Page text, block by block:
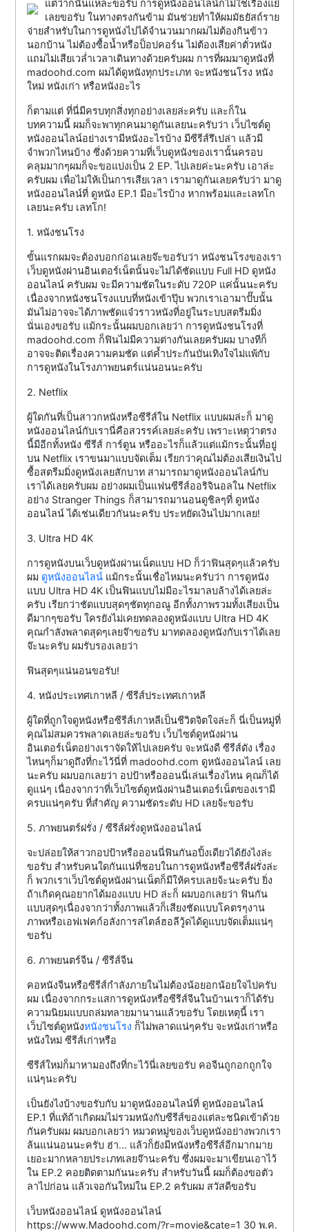
แต่ว่าก็นั่นแหละขอรับ การดูหนังออนไลน์ก็ไม่ใช่เรื่องแย่
เลยขอรับ ในทางตรงกันข้าม มันช่วยทำให้ผมมัธยัสถ์ราย
จ่ายสำหรับในการดูหนังไปได้จำนวนมากผมไม่ต้องกินข้าว
นอกบ้าน ไม่ต้องซื้อน้ำหรือป็อปคอร์น ไม่ต้องเสียค่าตั๋วหนัง
แถมไม่เสียเวล่ำเวลาเดินทางด้วยครับผม การที่ผมมาดูหนังที่
madoohd.com ผมได้ดูหนังทุกประเภท จะหนังชนโรง หนัง
ใหม่ หนังเก่า หรือหนังอะไร
ก็ตามแต่ ที่นี่มีครบทุกสิ่งทุกอย่างเลยล่ะครับ และก็ใน
บทความนี้ ผมก็จะพาทุกคนมาดูกันเลยนะครับว่า เว็บไซต์ดู
หนังออนไลน์อย่างเรามีหนังอะไรบ้าง มีซีรีส์รึเปล่า แล้วมี
จำพวกไหนบ้าง ซึ่งด้วยความที่เว็บดูหนังของเรานั้นครอบ
คลุมมากๆผมก็จะขอแบ่งเป็น 2 EP. ไปเลยค่ะนะครับ เอาล่ะ
ครับผม เพื่อไม่ให้เป็นการเสียเวลา เรามาดูกันเลยครับว่า มาดู
หนังออนไลน์ที่ ดูหนัง EP.1 มีอะไรบ้าง หากพร้อมและเลทโก
เลยนะครับ เลทโก!
1. หนังชนโรง
ขั้นแรกผมจะต้องบอกก่อนเลยจ๊ะขอรับว่า หนังชนโรงของเรา
เว็บดูหนังผ่านอินเตอร์เน็ตนั้นจะไม่ได้ชัดแบบ Full HD ดูหนัง
ออนไลน์ ครับผม จะมีความชัดในระดับ 720P แค่นั้นนะครับ
เนื่องจากหนังชนโรงแบบที่หนังเข้าปุ๊บ พวกเราเอามาปั๊บนั้น
มันไม่อาจจะได้ภาพชัดแจ๋วราวหนังที่อยู่ในระบบสตรีมมิ่ง
นั่นเองขอรับ แม้กระนั้นผมบอกเลยว่า การดูหนังชนโรงที่
madoohd.com ก็ฟินไม่มีความต่างกันเลยครับผม บางทีก็
อาจจะติดเรื่องความคมชัด แต่ค้ำประกันบันเทิงใจไม่แพ้กับ
การดูหนังในโรงภาพยนตร์แน่นอนนะครับ
2. Netflix
ผู้ใดกันที่เป็นสาวกหนังหรือซีรีส์ใน Netflix แบบผมล่ะก็ มาดู
หนังออนไลน์กับเรานี่คือสวรรค์เลยล่ะครับ เพราะเหตุว่าตรง
นี้มีอีกทั้งหนัง ซีรีส์ การ์ตูน หรืออะไรก็แล้วแต่แม้กระนั้นที่อยู่
บน Netflix เราขนมาแบบจัดเต็ม เรียกว่าคุณไม่ต้องเสียเงินไป
ซื้อสตรีมมิ่งดูหนังเลยสักบาท สามารถมาดูหนังออนไลน์กับ
เราได้เลยครับผม อย่างผมเป็นแฟนซีรีส์ออริจินอลใน Netflix
อย่าง Stranger Things ก็สามารถมานอนดูชิลๆที่ ดูหนัง
ออนไลน์ ได้เช่นเดียวกันนะครับ ประหยัดเงินไปมากเลย!
3. Ultra HD 4K
การดูหนังบนเว็บดูหนังผ่านเน็ตแบบ HD ก็ว่าฟินสุดๆแล้วครับ
ผม ดูหนังออนไลน์ แม้กระนั้นเชื่อไหมนะครับว่า การดูหนัง
แบบ Ultra HD 4K เป็นฟินแบบไม่มีอะไรมาลบล้างได้เลยล่ะ
ครับ เรียกว่าชัดแบบสุดๆชัดทุกอณู อีกทั้งภาพรวมทั้งเสียงเป็น
ดีมากๆขอรับ ใครยังไม่เคยทดลองดูหนังแบบ Ultra HD 4K
คุณกำลังพลาดสุดๆเลยจ๊าขอรับ มาทดลองดูหนังกับเราได้เลย
จ๊ะนะครับ ผมรับรองเลยว่า
ฟินสุดๆแน่นอนขอรับ!
4. หนังประเทศเกาหลี / ซีรีส์ประเทศเกาหลี
ผู้ใดที่ถูกใจดูหนังหรือซีรีส์เกาหลีเป็นชีวิตจิตใจล่ะก็ นี่เป็นหมู่ที่
คุณไม่สมควรพลาดเลยล่ะขอรับ เว็บไซต์ดูหนังผ่าน
อินเตอร์เน็ตอย่างเราจัดให้ไปเลยครับ จะหนังดี ซีรีส์ดัง เรื่อง
ไหนๆก็มาดูถึงที่กะไว้นี่ที่ madoohd.com ดูหนังออนไลน์ เลย
นะครับ ผมบอกเลยว่า อปป้าหรือออนนี่เล่นเรื่องไหน คุณก็ได้
ดูแน่ๆ เนื่องจากว่าที่เว็บไซต์ดูหนังผ่านอินเตอร์เน็ตของเรามี
ครบแน่ๆครับ ที่สำคัญ ความชัดระดับ HD เลยจ้ะขอรับ
5. ภาพยนตร์ฝรั่ง / ซีรีส์ฝรั่งดูหนังออนไลน์
จะปล่อยให้สาวกอปป้าหรือออนนี่ฟินกันอปิ้งเดียวได้ยังไงล่ะ
ขอรับ สำหรับคนใดกันแน่ที่ชอบในการดูหนังหรือซีรีส์ฝรั่งล่ะ
ก็ พวกเราเว็บไซต์ดูหนังผ่านเน็ตก็มีให้ครบเลยจ้ะนะครับ ยิ่ง
ถ้าเกิดคุณอยากได้มองแบบ HD ล่ะก็ ผมบอกเลยว่า ฟินกัน
แบบสุดๆเนื่องจากว่าทั้งภาพแล้วก็เสียงชัดแบบโคตรๆงาน
ภาพหรือเอฟเฟคก์อลังการสไตล์ฮอลีวู้ดได้ดูแบบจัดเต็มแน่ๆ
ขอรับ
6. ภาพยนตร์จีน / ซีรีส์จีน
คอหนังจีนหรือซีรีส์กำลังภายในไม่ต้องน้อยอกน้อยใจไปครับ
ผม เนื่องจากกระแสการดูหนังหรือซีรีส์จีนในบ้านเราก็ได้รับ
ความนิยมแบบถล่มทลายมานานแล้วขอรับ โดยเหตุนี้ เรา
เว็บไซต์ดูหนังหนังชนโรง ก็ไม่พลาดแน่ๆครับ จะหนังเก่าหรือ
หนังใหม่ ซีรีส์เก่าหรือ
ซีรีส์ใหม่ก็มาหามองถึงที่กะไว้นี่เลยขอรับ คอจีนถูกอกถูกใจ
แน่ๆนะครับ
เป็นยังไงบ้างขอรับกับ มาดูหนังออนไลน์ที่ ดูหนังออนไลน์
EP.1 ที่แท้ถ้าเกิดผมไม่รวมหนังกับซีรีส์ของแต่ละชนิดเข้าด้วย
กันครับผม ผมบอกเลยว่า หมวดหมู่ของเว็บดูหนังอย่างพวกเรา
ล้นแน่นอนนะครับ ฮ่า… แล้วก็ยังมีหนังหรือซีรีส์อีกมากมาย
เยอะมากหลายประเภทเลยจ๊านะครับ ซึ่งผมจะมาเขียนเอาไว้
ใน EP.2 คอยติดตามกันนะครับ สำหรับวันนี้ ผมก็ต้องขอตัว
ลาไปก่อน แล้วเจอกันใหม่ใน EP.2 ครับผม สวัสดีขอรับ
เว็บหนังออนไลน์ ดูหนังออนไลน์
https://www.Madoohd.com/?r=movie&cate=1 30 พ.ค.